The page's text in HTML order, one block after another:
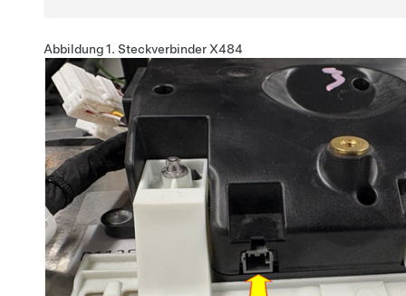
Abbildung 1. Steckverbinder X484